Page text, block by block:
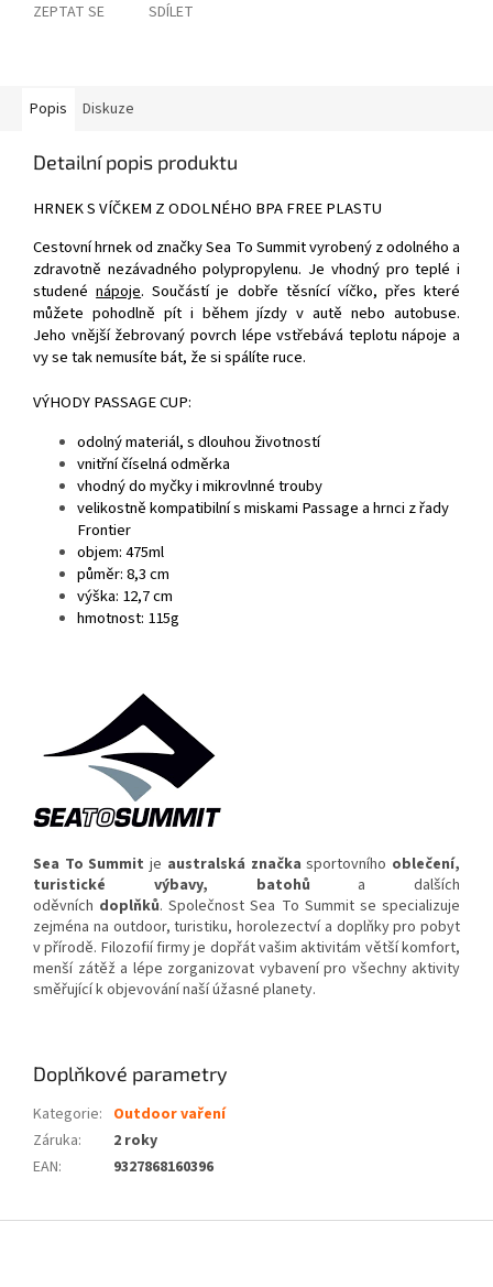
ZEPTAT SE SDÍLET
Popis Diskuze
Detailní popis produktu
HRNEK S VÍČKEM Z ODOLNÉHO BPA FREE PLASTU
Cestovní hrnek od značky Sea To Summit vyrobený z odolného a
zdravotně nezávadného polypropylenu. Je vhodný pro teplé i
studenénápoje. Součástí je dobře těsnící víčko, přes které
můžete pohodlně pít i během jízdy v autě nebo autobuse.
Jeho vnější žebrovaný povrch lépe vstřebává teplotu nápoje a
vy se tak nemusíte bát, že si spálíte ruce.
VÝHODY PASSAGE CUP:
odolný materiál, s dlouhou životností
vnitřní číselná odměrka
vhodný do myčky i mikrovlnné trouby
velikostně kompatibilní s miskami Passage a hrnci z řady
Frontier
objem: 475ml
půměr: 8,3 cm
výška: 12,7 cm
hmotnost: 115g
Sea To Summit je australská značka sportovního oblečení,
turistické výbavy, batohů
a dalších
oděvních doplňků. Společnost Sea To Summit se specializuje
zejména na outdoor, turistiku, horolezectví a doplňky pro pobyt
v přírodě. Filozofií firmy je dopřát vašim aktivitám větší komfort,
menší zátěž a lépe zorganizovat vybavení pro všechny aktivity
směřující k objevování naší úžasné planety.
Doplňkové parametry
Kategorie: Outdoor vaření
Záruka:
2 roky
EAN: 9327868160396